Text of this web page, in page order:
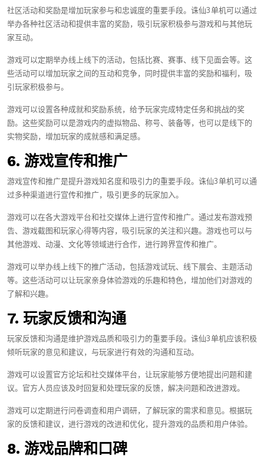
社区活动和奖励是增加玩家参与和忠诚度的重要手段。诛仙3单机可以通过
举办各种社区活动和提供丰富的奖励，吸引玩家积极参与游戏和与其他玩
家互动。
游戏可以定期举办线上线下的活动，包括比赛、赛事、线下见面会等。这
些活动可以增加玩家之间的互动和竞争，同时提供丰富的奖励和福利，吸
引玩家积极参与。
游戏可以设置各种成就和奖励系统，给予玩家完成特定任务和挑战的奖
励。这些奖励可以是游戏内的虚拟物品、称号、装备等，也可以是线下的
实物奖励，增加玩家的成就感和满足感。
6. 游戏宣传和推广
游戏宣传和推广是提升游戏知名度和吸引力的重要手段。诛仙3单机可以通
过多种渠道进行宣传和推广，吸引更多的玩家加入。
游戏可以在各大游戏平台和社交媒体上进行宣传和推广。通过发布游戏预
告、游戏截图和玩家心得等内容，吸引玩家的关注和兴趣。游戏也可以与
其他游戏、动漫、文化等领域进行合作，进行跨界宣传和推广。
游戏可以举办线上线下的推广活动，包括游戏试玩、线下展会、主题活动
等。这些活动可以让玩家亲身体验游戏的乐趣和特色，增加他们对游戏的
了解和兴趣。
7. 玩家反馈和沟通
玩家反馈和沟通是维护游戏品质和吸引力的重要手段。诛仙3单机应该积极
倾听玩家的意见和建议，与玩家进行有效的沟通和互动。
游戏可以设置官方论坛和社交媒体平台，让玩家能够方便地提出问题和建
议。官方人员应该及时回复和处理玩家的反馈，解决问题和改进游戏。
游戏可以定期进行问卷调查和用户调研，了解玩家的需求和意见。根据玩
家的反馈和建议，进行游戏的改进和优化，提升游戏的品质和用户体验。
8. 游戏品牌和口碑